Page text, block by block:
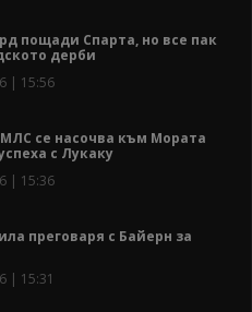
пощади Спарта, но все пак
дерби
| 15:56
МЛС се насочва към Мората
с Лукаку
| 15:36
преговаря с Байерн за
| 15:31